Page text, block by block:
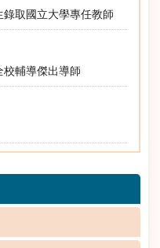
取國立大學專任教師
輔導傑出導師